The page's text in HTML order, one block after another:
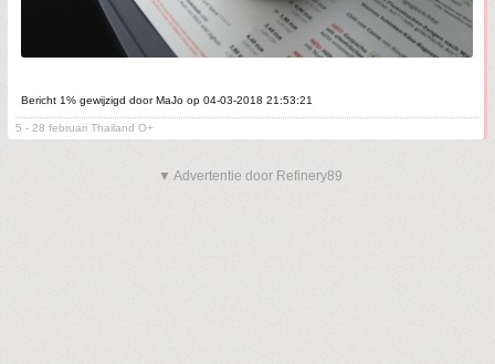
Bericht 1% gewijzigd door MaJo op 04-03-2018 21:53:21
5 - 28 februari Thailand O+
▼ Advertentie door Refinery89